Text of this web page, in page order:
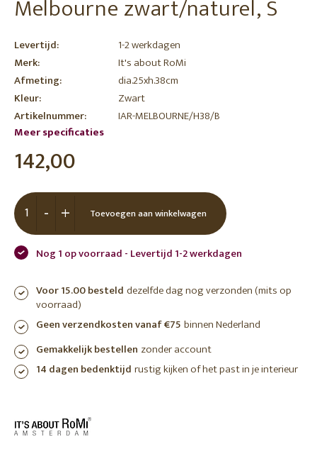
Melbourne zwart/naturel, S
Levertijd:
1-2 werkdagen
Merk:
It's about RoMi
Afmeting:
dia.25xh.38cm
Kleur:
Zwart
Artikelnummer:
IAR-MELBOURNE/H38/B
Meer specificaties
142,00
+
- Toevoegen aan winkelwagen
Nog 1 op voorraad - Levertijd 1-2 werkdagen
Voor 15.00 besteld dezelfde dag nog verzonden (mits op
voorraad)
Geen verzendkosten vanaf €75 binnen Nederland
Gemakkelijk bestellen zonder account
14 dagen bedenktijd rustig kijken of het past in je interieur